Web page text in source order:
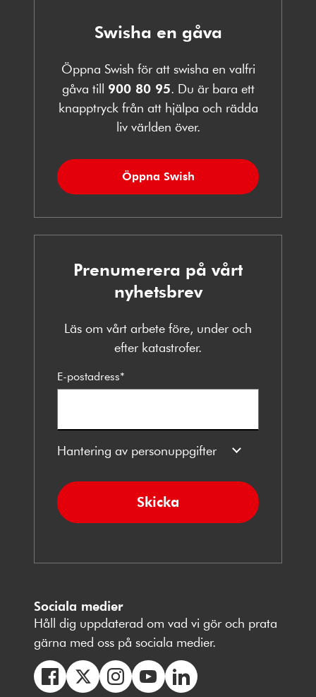
Swisha en gåva
Öppna Swish för att swisha en valfri
gåva till 900 80 95. Du är bara ett
knapptryck från att hjälpa och rädda
liv världen över.
Öppna Swish
Prenumerera på vårt
nyhetsbrev
Läs om vårt arbete före, under och
efter katastrofer.
E-postadress*
Hantering av personuppgifter
Skicka
Sociala medier
Håll dig uppdaterad om vad vi gör och prata
gärna med oss på sociala medier.